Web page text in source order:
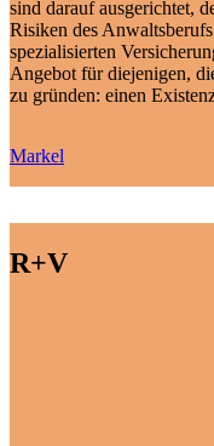
sind darauf ausgerichtet,
Risiken des
spezialisierten
Angebot für diejenigen,
zu gründen: einen
Markel
R+V